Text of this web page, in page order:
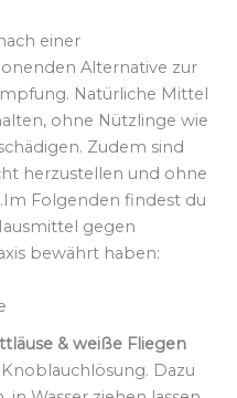
einer
Alternative zur
Natürliche Mittel
ohne Nützlinge wie
Zudem sind
herzustellen und ohne
Folgenden findest du
gegen
bewährt haben:
& weiße Fliegen
Dazu